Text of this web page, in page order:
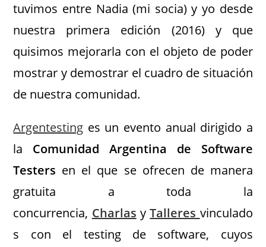
tuvimos entre Nadia (mi socia) y yo desde
nuestra primera edición (2016) y que
quisimos mejorarla con el objeto de poder
mostrar y demostrar el cuadro de situación
de nuestra comunidad.
Argentesting es un evento anual dirigido a
la Comunidad Argentina de Software
Testers en el que se ofrecen de manera
gratuita a toda la
concurrencia, Charlas yTalleres vinculado
s con el testing de software, cuyos